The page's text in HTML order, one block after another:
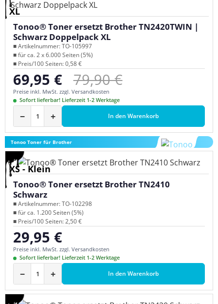
XL
Tonoo® Toner ersetzt Brother TN2420TWIN |
Schwarz Doppelpack XL
■ Artikelnummer: TO-105997
■ für ca. 2 x 6.000 Seiten (5%)
■ Preis/100 Seiten: 0,58 €
Verkaufspreis:
69,95 € Regulärer Preis:
79,90 €
Preise inkl. MwSt. zzgl. Versandkosten
Sofort lieferbar! Lieferzeit 1-2 Werktage
− + In den Warenkorb
Tonoo Toner für Brother
XS - Klein
Tonoo® Toner ersetzt Brother TN2410
Schwarz
■ Artikelnummer: TO-102298
■ für ca. 1.200 Seiten (5%)
■ Preis/100 Seiten: 2,50 €
Regulärer Preis:
29,95 €
Preise inkl. MwSt. zzgl. Versandkosten
Sofort lieferbar! Lieferzeit 1-2 Werktage
− + In den Warenkorb